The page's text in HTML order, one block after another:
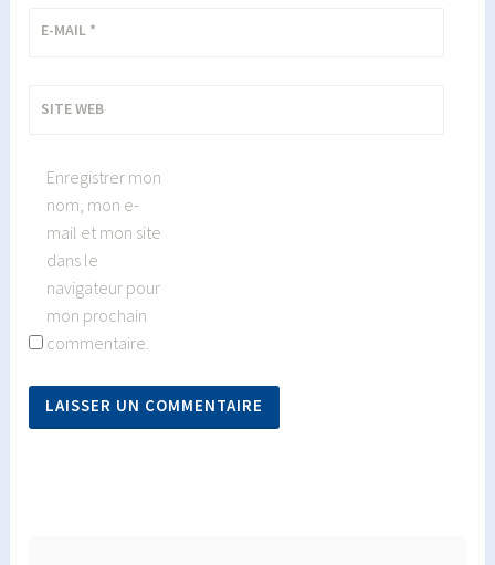
E-MAIL *
SITE WEB
Enregistrer mon
nom, mon e-
mail et mon site
dans le
navigateur pour
mon prochain
commentaire.